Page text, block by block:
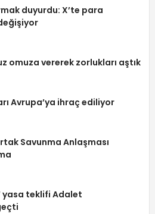
duyurdu: X’te para
omuza vererek zorlukları aştık
Avrupa’ya ihraç ediliyor
Savunma Anlaşması
yasa teklifi Adalet